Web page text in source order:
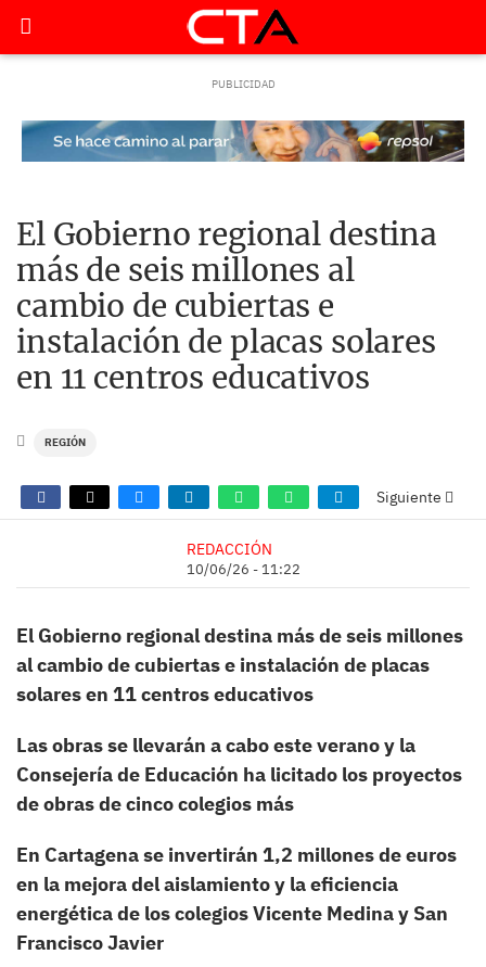
El Gobierno regional destina
más de seis millones al
cambio de cubiertas e
instalación de placas solares
en 11 centros educativos
REGIÓN
Siguiente
REDACCIÓN
10/06/26 - 11:22
El Gobierno regional destina más de seis millones
al cambio de cubiertas e instalación de placas
solares en 11 centros educativos
Las obras se llevarán a cabo este verano y la
Consejería de Educación ha licitado los proyectos
de obras de cinco colegios más
En Cartagena se invertirán 1,2 millones de euros
en la mejora del aislamiento y la eficiencia
energética de los colegios Vicente Medina y San
Francisco Javier